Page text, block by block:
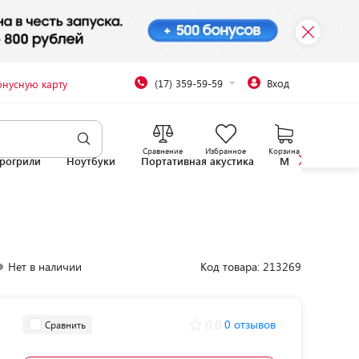
карту (17) 359-59-59 Вход
Сравнение Избранное Корзина
Ноутбуки Портативная акустика
Нет в наличии Код товара: 213269
Сравнить 0 отзывов